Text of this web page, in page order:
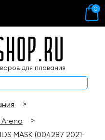
для плавания
0
>
>
MASK (004287 2021-